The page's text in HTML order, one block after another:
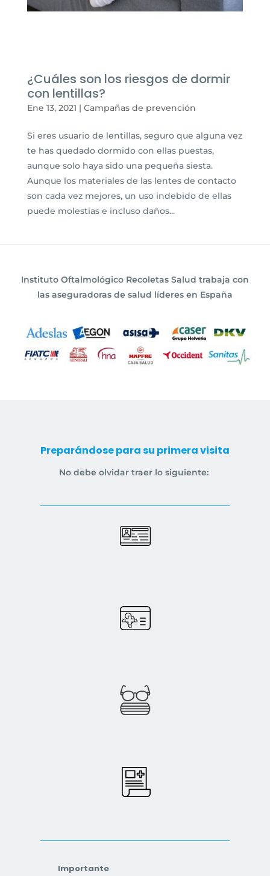
¿Cuáles son los riesgos de dormir
con lentillas?
Ene 13, 2021 | Campañas de prevención
Si eres usuario de lentillas, seguro que alguna vez
te has quedado dormido con ellas puestas,
aunque solo haya sido una pequeña siesta.
Aunque los materiales de las lentes de contacto
son cada vez mejores, un uso indebido de ellas
puede molestias e incluso daños...
Instituto Oftalmológico Recoletas Salud trabaja con
las aseguradoras de salud líderes en España
Preparándose para su primera visita
No debe olvidar traer lo siguiente:
Importante